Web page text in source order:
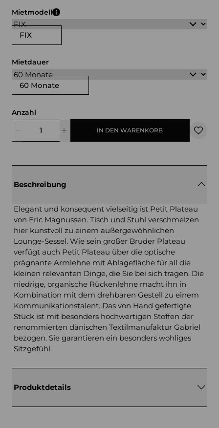
FIX
Mietmodell
60 Monate
Mietdauer
Anzahl
IN DEN WARENKORB
Beschreibung
Elegant und konsequent vielseitig ist Petit Plateau
von Eric Magnussen. Tisch und Stuhl verschmelzen
hier kunstvoll zu einem außergewöhnlichen
Lounge-Sessel. Wie sein großer Bruder Plateau
verfügt auch Petit Plateau über die optische
prägnante Armlehne mit Ablagefläche für all die
kleinen relevanten Dinge, die Sie bei sich tragen. Die
niedrige, organische Rückenlehne macht ihn in
Kombination mit dem drehbaren Gestell zu einem
Kommunikationstalent. Das von Hand gefertigte
Stück ist mit besonders hochwertigen Stoffen der
renommierten dänischen Textilmanufaktur Gabriel
bezogen. Sie garantieren ein besonders wohliges
Sitzgefühl.
Produktdetails